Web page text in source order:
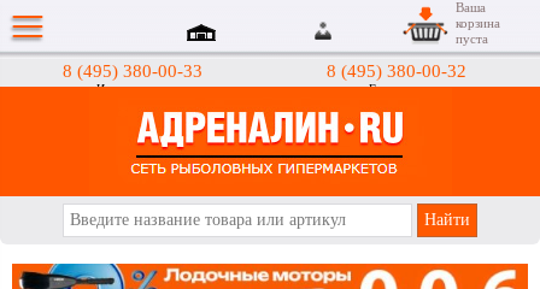
8 (495) 380-00-33
Интернет-магазин
8 (495) 380-00-32
Гипермаркеты
Ваша
корзина
пуста